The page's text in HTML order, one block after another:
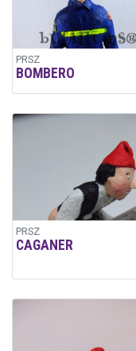
PRSZ
BOMBERO
PRSZ
CAGANER